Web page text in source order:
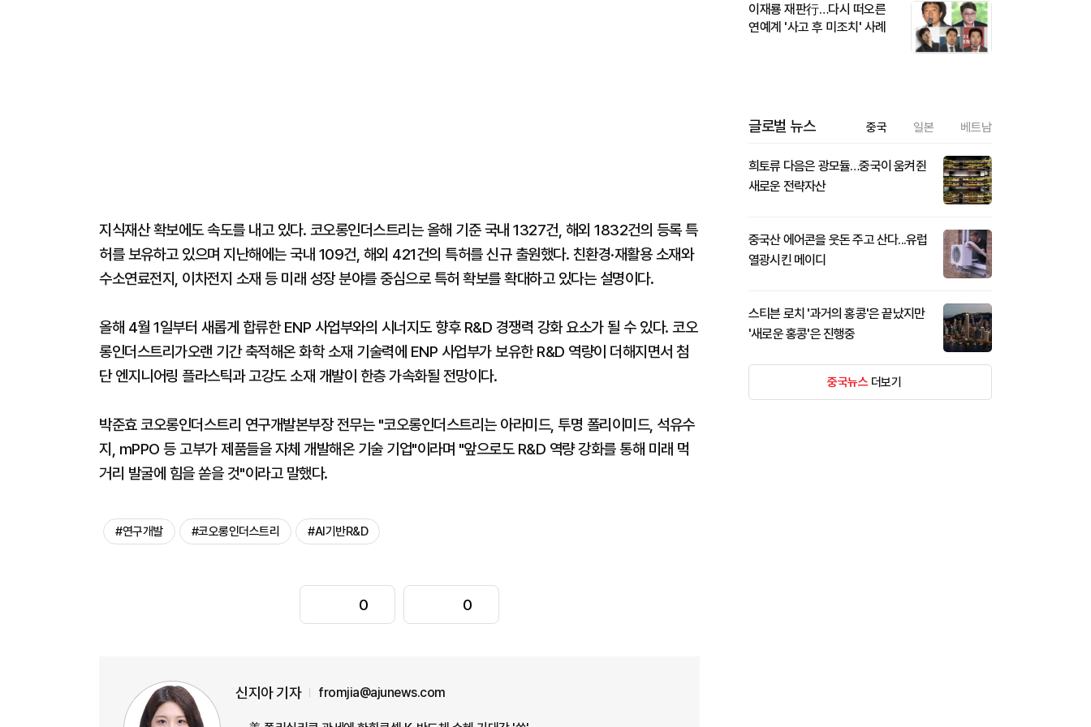
지식재산 확보에도 속도를 내고 있다. 코오롱인더스트리는 올해 기준 국내 1327건, 해외 1832건의 등록 특
허를 보유하고 있으며 지난해에는 국내 109건, 해외 421건의 특허를 신규 출원했다. 친환경·재활용 소재와
수소연료전지, 이차전지 소재 등 미래 성장 분야를 중심으로 특허 확보를 확대하고 있다는 설명이다.
올해 4월 1일부터 새롭게 합류한 ENP 사업부와의 시너지도 향후 R&D 경쟁력 강화 요소가 될 수 있다. 코오
롱인더스트리가오랜 기간 축적해온 화학 소재 기술력에 ENP 사업부가 보유한 R&D 역량이 더해지면서 첨
단 엔지니어링 플라스틱과 고강도 소재 개발이 한층 가속화될 전망이다.
박준효 코오롱인더스트리 연구개발본부장 전무는 "코오롱인더스트리는 아라미드, 투명 폴리이미드, 석유수
지, mPPO 등 고부가 제품들을 자체 개발해온 기술 기업"이라며 "앞으로도 R&D 역량 강화를 통해 미래 먹
거리 발굴에 힘을 쏟을 것"이라고 말했다.
#연구개발 #코오롱인더스트리 #AI기반R&D
0 0
신지아 기자 fromjia@ajunews.com
이재룡 재판行…다시 떠오른
연예계 '사고 후 미조치' 사례
글로벌 뉴스 중국 일본 베트남
희토류 다음은 광모듈…중국이 움켜쥔
새로운 전략자산
중국산 에어콘을 웃돈 주고 산다...유럽
열광시킨 메이디
스티븐 로치 '과거의 홍콩'은 끝났지만
'새로운 홍콩'은 진행중
중국뉴스더보기